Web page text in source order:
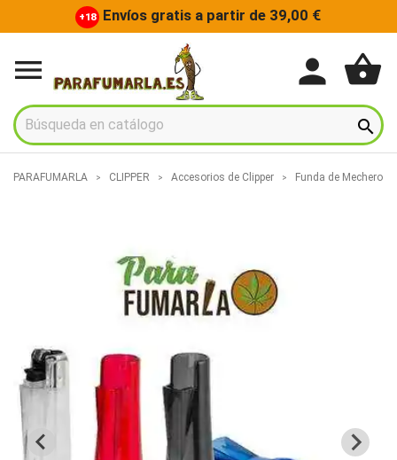
+18 Envíos gratis a partir de 39,00 €
 person shopping_basket

PARAFUMARLA CLIPPER Accesorios de Clipper Funda de Mechero